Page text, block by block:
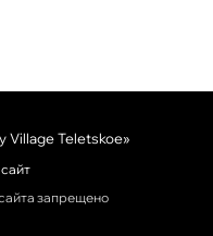
Village Teletskoe»
запрещено